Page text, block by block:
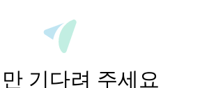
기다려 주세요